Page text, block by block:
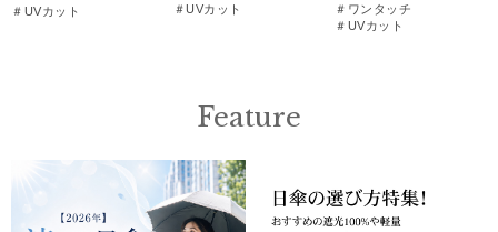
＃UVカット
＃UVカット
＃ワンタッチ
＃UVカット
Feature